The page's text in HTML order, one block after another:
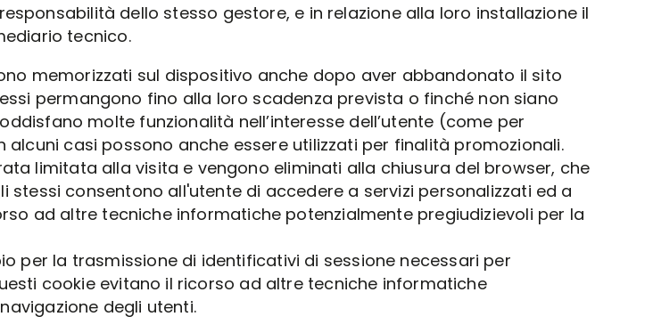
dello stesso gestore, e in relazione alla loro installazione il
tecnico.
memorizzati sul dispositivo anche dopo aver abbandonato il sito
permangono fino alla loro scadenza prevista o finché non siano
molte funzionalità nell’interesse dell’utente (come per
casi possono anche essere utilizzati per finalità promozionali.
limitata alla visita e vengono eliminati alla chiusura del browser, che
stessi consentono all'utente di accedere a servizi personalizzati ed a
ad altre tecniche informatiche potenzialmente pregiudizievoli per la
per la trasmissione di identificativi di sessione necessari per
cookie evitano il ricorso ad altre tecniche informatiche
degli utenti.